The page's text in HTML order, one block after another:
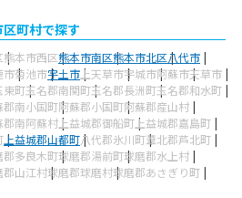
町村で探す
熊本市西区熊本市南区熊本市北区八代市
市菊池市宇土市 上天草市宇城市阿蘇市天草市
東町玉名郡南関町玉名郡長洲町玉名郡和水町
郡南小国町阿蘇郡小国町阿蘇郡産山村
郡南阿蘇村 上益城郡御船町 上益城郡嘉島町
上益城郡山都町八代郡氷川町葦北郡芦北町
郡多良木町球磨郡湯前町球磨郡水上村
郡山江村球磨郡球磨村球磨郡あさぎり町